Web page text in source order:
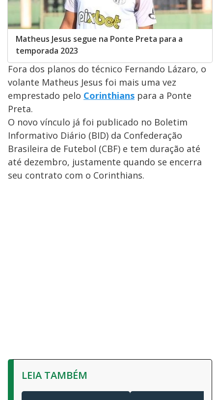
Matheus Jesus segue na Ponte Preta para a
temporada 2023
Fora dos planos do técnico Fernando Lázaro, o
volante Matheus Jesus foi mais uma vez
emprestado pelo Corinthians para a Ponte
Preta.
O novo vínculo já foi publicado no Boletim
Informativo Diário (BID) da Confederação
Brasileira de Futebol (CBF) e tem duração até
até dezembro, justamente quando se encerra
seu contrato com o Corinthians.
LEIA TAMBÉM